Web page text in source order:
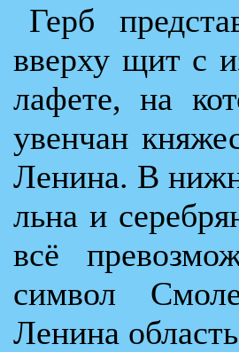
Герб
вверху щит с
лафете, на
увенчан
Ленина. В
льна и
всё
символ
Ленина